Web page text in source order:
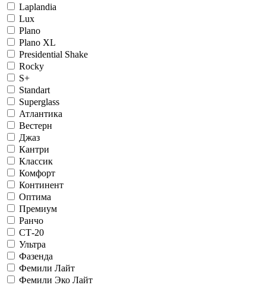
Laplandia
Lux
Plano
Plano XL
Presidential Shake
Rocky
S+
Standart
Superglass
Атлантика
Вестерн
Джаз
Кантри
Классик
Комфорт
Континент
Оптима
Премиум
Ранчо
СТ-20
Ультра
Фазенда
Фемили Лайт
Фемили Эко Лайт